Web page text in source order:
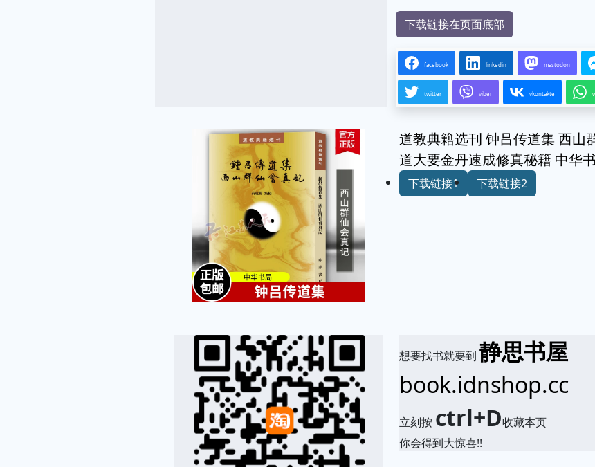
下载链接在页面底部
facebook linkedin mastodon
twitter viber vkontakte
道教典籍选刊 钟吕传道集 西山
道大要金丹速成修真秘籍 中华
下载链接1 下载链接2
想要找书就要到静思书屋
book.idnshop.cc
立刻按 ctrl+D收藏本页
你会得到大惊喜!!